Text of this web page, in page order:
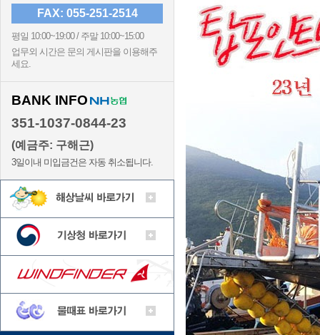
FAX: 055-251-2514
평일 10:00~19:00 / 주말 10:00~15:00
업무외 시간은 문의 게시판을 이용해주
세요.
BANK INFO
351-1037-0844-23
(예금주: 구해근)
3일이내 미입금건은 자동 취소됩니다.